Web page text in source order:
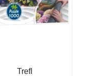
Trefl